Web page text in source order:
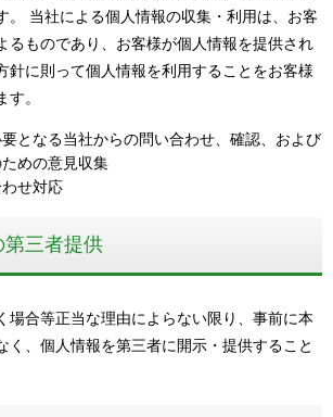
。 当社による個人情報の収集・利用は、お客
るものであり、お客様が個人情報を提供され
針に則って個人情報を利用することをお客様
。
となる当社からの問い合わせ、確認、および
めの意見収集
せ対応
三者提供
場合等正当な理由によらない限り、事前に本
く、個人情報を第三者に開示・提供すること